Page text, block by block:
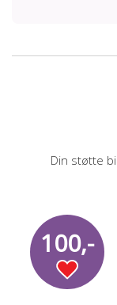
Din støtte
100,-